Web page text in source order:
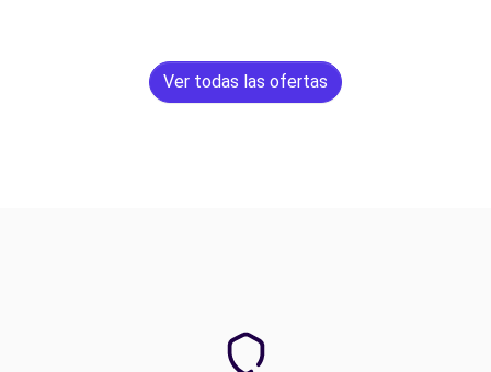
Ver todas las ofertas